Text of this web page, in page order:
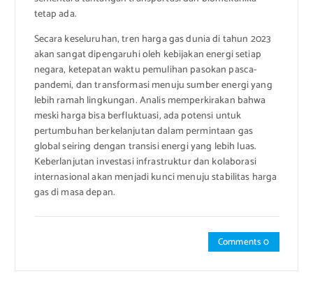
tetap ada.
Secara keseluruhan, tren harga gas dunia di tahun 2023
akan sangat dipengaruhi oleh kebijakan energi setiap
negara, ketepatan waktu pemulihan pasokan pasca-
pandemi, dan transformasi menuju sumber energi yang
lebih ramah lingkungan. Analis memperkirakan bahwa
meski harga bisa berfluktuasi, ada potensi untuk
pertumbuhan berkelanjutan dalam permintaan gas
global seiring dengan transisi energi yang lebih luas.
Keberlanjutan investasi infrastruktur dan kolaborasi
internasional akan menjadi kunci menuju stabilitas harga
gas di masa depan.
Comments 0